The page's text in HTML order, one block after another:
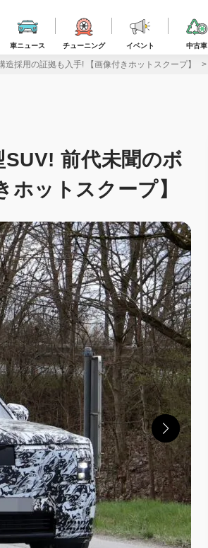
車ニュース チューニング イベント 中古車
採用の証拠も入手! 【画像付きホットスクープ】
前代未聞のボ
ットスクープ】